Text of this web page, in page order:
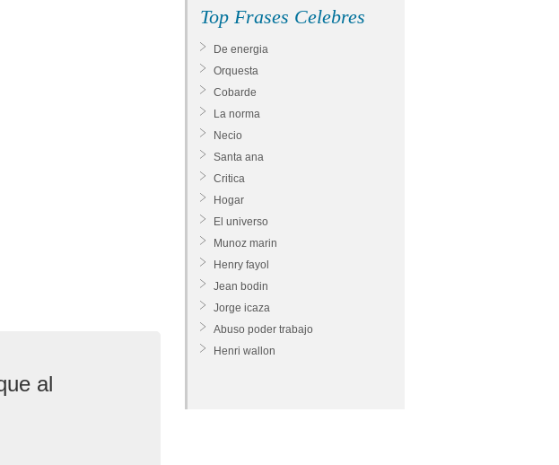
al
Top Frases Celebres
De energia
Orquesta
Cobarde
La norma
Necio
Santa ana
Critica
Hogar
El universo
Munoz marin
Henry fayol
Jean bodin
Jorge icaza
Abuso poder trabajo
Henri wallon